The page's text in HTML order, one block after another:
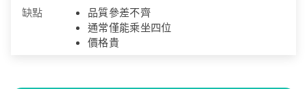
缺點
品質參差不齊
通常僅能乘坐四位
價格貴